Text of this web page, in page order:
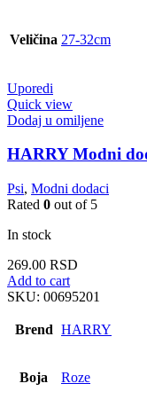
Veličina 27-32cm
Uporedi
Quick view
Dodaj u omiljene
HARRY Modni
Psi, Modni dodaci
Rated 0 out of 5
In stock
269.00 RSD
Add to cart
SKU: 00695201
Brend HARRY
Boja Roze